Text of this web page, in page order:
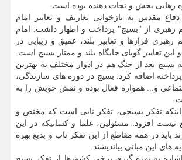
رهایی بخش و نجات دهنده بوده است.
مقدس به بازخوانی تعاریف و تعابیر امام
رهبری از "بسیج" پرداخت و اظهار داشت: امام
فرازها و تعابیر بلند، عمیق و زیبایی در
تعابیر گویای جایگاه بلند و ممتاز بسیج است.
بسیج بعد از جنگ هم در ادوار مختلف به بهترین
اضافه كرد: بسیج در دوره های سازندگی،
و... همواره فعال بوده و نقش خویش را به
اینكه تفكر بسیجی، تفكر نابی است كه مختص و
افزود: مسئولین، علما و كسانیكه در این
باید در همه مقاطع از این تفكر ناب و بدیع بهره
های این مبانی بیاندیشند.